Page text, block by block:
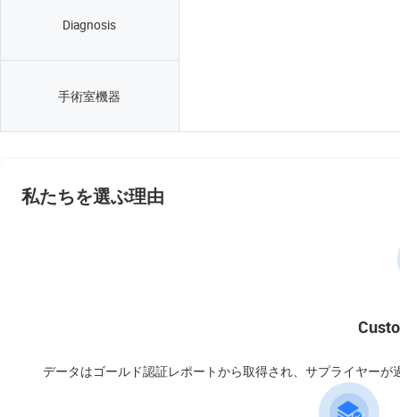
Diagnosis
手術室機器
私たちを選ぶ理由
データはゴールド認証レポートから取得され、サプライヤー